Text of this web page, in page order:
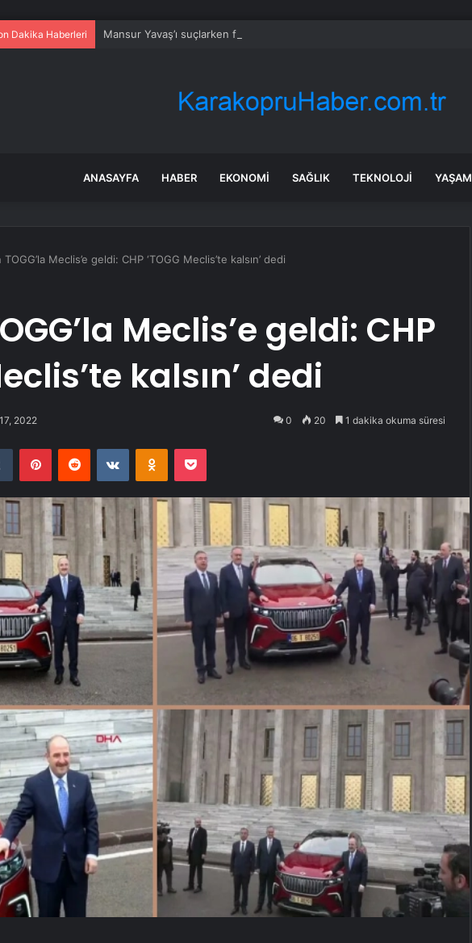
Dakika Haberleri Mansur Yavaş’ı suçlarken faka bastı!
ANASAYFA HABER EKONOMI SAĞLIK TEKNOLOJI YAŞAM
TOGG’la Meclis’e geldi: CHP ‘TOGG Meclis’te kalsın’ dedi
Meclis’e geldi: CHP
kalsın’ dedi
2022 0 20 1 dakika okuma süresi
Tumblr PinterestReddit VKontakteOdnoklassniki
Pocket